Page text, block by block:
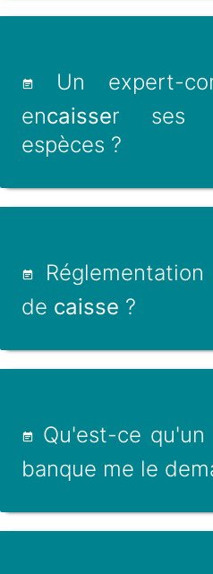
Un expert-
encaisser ses
espèces ?
de caisse ?
Qu'est-ce qu'un
banque me le